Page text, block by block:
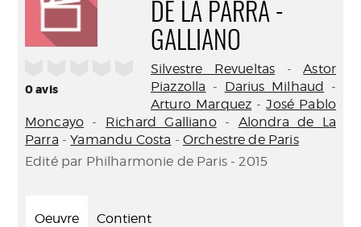
0avis
DE LA PARRA -
GALLIANO
Silvestre Revueltas -Astor
Piazzolla - Darius Milhaud -
Arturo Marquez -José Pablo
Moncayo - Richard Galliano- Alondra de La
Parra -Yamandu Costa - Orchestre de Paris
Edité par Philharmonie de Paris - 2015
Oeuvre Contient